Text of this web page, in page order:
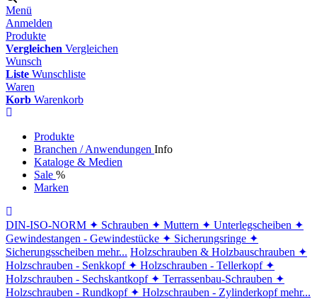
Menü
Anmelden
Produkte
Vergleichen Vergleichen
Wunsch
Liste Wunschliste
Waren
Korb Warenkorb
Produkte
Branchen / Anwendungen Info
Kataloge & Medien
Sale %
Marken
DIN-ISO-NORM ✦ Schrauben ✦ Muttern ✦ Unterlegscheiben ✦
Gewindestangen - Gewindestücke ✦ Sicherungsringe ✦
Sicherungsscheiben mehr... Holzschrauben & Holzbauschrauben ✦
Holzschrauben - Senkkopf ✦ Holzschrauben - Tellerkopf ✦
Holzschrauben - Sechskantkopf ✦ Terrassenbau-Schrauben ✦
Holzschrauben - Rundkopf ✦ Holzschrauben - Zylinderkopf mehr...